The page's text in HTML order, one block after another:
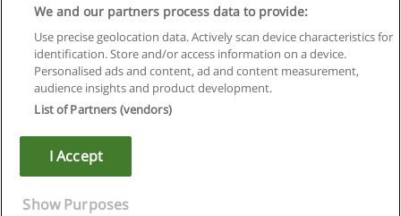
Regulamin
Polityka ochrony danych osobowych
Copyright © Educaedu Business S.L. - CIF : B-95610580: -
We and our partners process data to provide:
Use precise geolocation data. Actively scan device characteristics for
identification. Store and/or access information on a device.
Personalised ads and content, ad and content measurement,
audience insights and product development.
List of Partners (vendors)
I Accept
Show Purposes